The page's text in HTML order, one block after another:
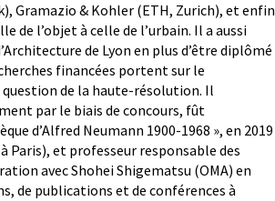
Gramazio & Kohler (ETH, Zurich), et enfin
de l’objet à celle de l’urbain. Il a aussi
de Lyon en plus d’être diplômé
financées portent sur le
de la haute-résolution. Il
par le biais de concours, fût
d’Alfred Neumann 1900-1968 », en 2019
Paris), et professeur responsable des
avec Shohei Shigematsu (OMA) en
de publications et de conférences à